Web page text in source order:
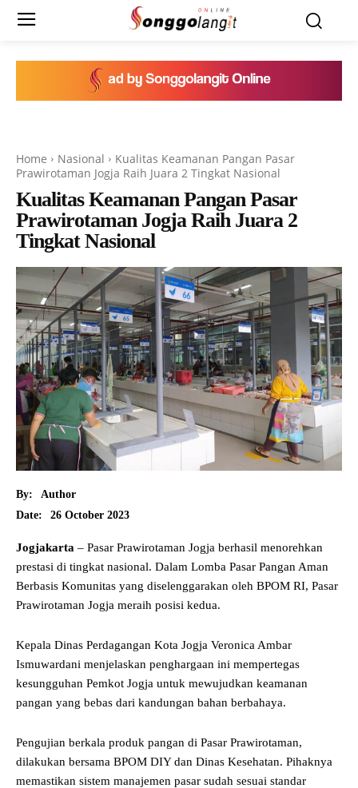
Home Nasional
Kualitas Keamanan Pangan Pasar
Prawirotaman Jogja Raih Juara 2 Tingkat Nasional
Kualitas Keamanan Pangan Pasar
Prawirotaman Jogja Raih Juara 2
Tingkat Nasional
By:
Author
Date:
26 October 2023
Jogjakarta – Pasar Prawirotaman Jogja berhasil menorehkan
prestasi di tingkat nasional. Dalam Lomba Pasar Pangan Aman
Berbasis Komunitas yang diselenggarakan oleh BPOM RI, Pasar
Prawirotaman Jogja meraih posisi kedua.
Kepala Dinas Perdagangan Kota Jogja Veronica Ambar
Ismuwardani menjelaskan penghargaan ini mempertegas
kesungguhan Pemkot Jogja untuk mewujudkan keamanan
pangan yang bebas dari kandungan bahan berbahaya.
Pengujian berkala produk pangan di Pasar Prawirotaman,
dilakukan bersama BPOM DIY dan Dinas Kesehatan. Pihaknya
memastikan sistem manajemen pasar sudah sesuai standar